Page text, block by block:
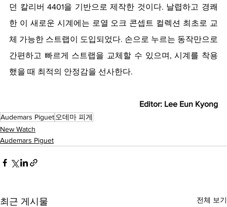
던 칼리버 4401을 기반으로 제작한 것이다. 날렵하고 경쾌
한 이 새로운 시계에는 로열 오크 콘셉트 컬렉션 최초로 교
체 가능한 스트랩이 도입되었다. 손으로 누르는 동작만으로
간편하고 빠르게 스트랩을 교체할 수 있으며, 시계를 착용
했을 때 최적의 안정감을 선사한다.
Editor: Lee Eun Kyong
Audemars Piguet 오데마 피게
New Watch
Audemars Piguet
최근 게시물 전체 보기